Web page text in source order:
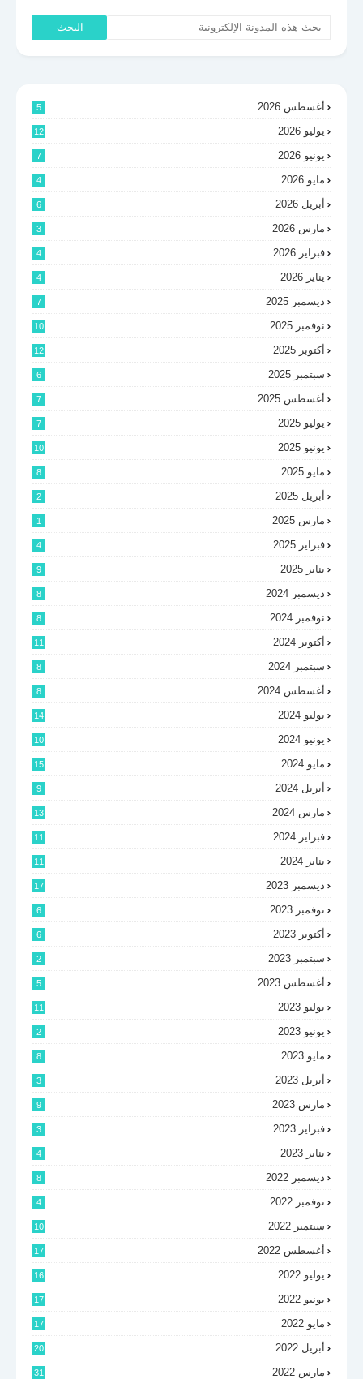
أغسطس 2026 5
يوليو 2026 12
يونيو 2026 7
مايو 2026 4
أبريل 2026 6
مارس 2026 3
فبراير 2026 4
يناير 2026 4
ديسمبر 2025 7
نوفمبر 2025 10
أكتوبر 2025 12
سبتمبر 2025 6
أغسطس 2025 7
يوليو 2025 7
يونيو 2025 10
مايو 2025 8
أبريل 2025 2
مارس 2025 1
فبراير 2025 4
يناير 2025 9
ديسمبر 2024 8
نوفمبر 2024 8
أكتوبر 2024 11
سبتمبر 2024 8
أغسطس 2024 8
يوليو 2024 14
يونيو 2024 10
مايو 2024 15
أبريل 2024 9
مارس 2024 13
فبراير 2024 11
يناير 2024 11
ديسمبر 2023 17
نوفمبر 2023 6
أكتوبر 2023 6
سبتمبر 2023 2
أغسطس 2023 5
يوليو 2023 11
يونيو 2023 2
مايو 2023 8
أبريل 2023 3
مارس 2023 9
فبراير 2023 3
يناير 2023 4
ديسمبر 2022 8
نوفمبر 2022 4
سبتمبر 2022 10
أغسطس 2022 17
يوليو 2022 16
يونيو 2022 17
مايو 2022 17
أبريل 2022 20
مارس 2022 31